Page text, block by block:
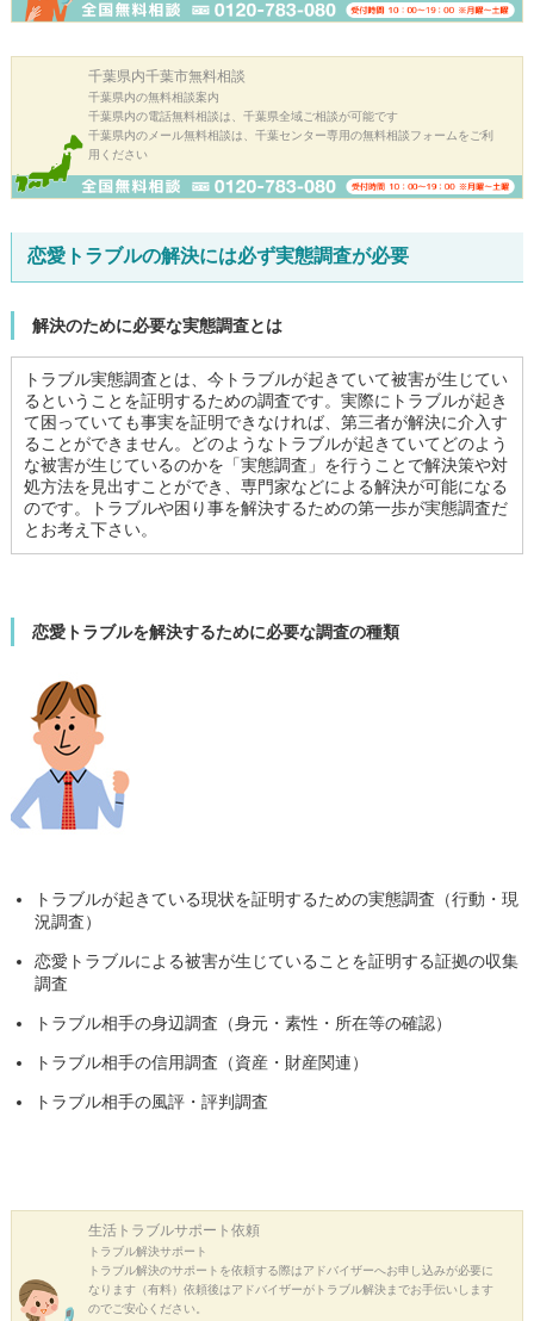
千葉県内千葉市無料相談
千葉県内の無料相談案内
千葉県内の電話無料相談は、千葉県全域ご相談が可能です
千葉県内のメール無料相談は、千葉センター専用の無料相談フォームをご利
用ください
恋愛トラブルの解決には必ず実態調査が必要
解決のために必要な実態調査とは
トラブル実態調査とは、今トラブルが起きていて被害が生じてい
るということを証明するための調査です。実際にトラブルが起き
て困っていても事実を証明できなければ、第三者が解決に介入す
ることができません。どのようなトラブルが起きていてどのよう
な被害が生じているのかを「実態調査」を行うことで解決策や対
処方法を見出すことができ、専門家などによる解決が可能になる
のです。トラブルや困り事を解決するための第一歩が実態調査だ
とお考え下さい。
恋愛トラブルを解決するために必要な調査の種類
トラブルが起きている現状を証明するための実態調査（行動・現
況調査）
恋愛トラブルによる被害が生じていることを証明する証拠の収集
調査
トラブル相手の身辺調査（身元・素性・所在等の確認）
トラブル相手の信用調査（資産・財産関連）
トラブル相手の風評・評判調査
生活トラブルサポート依頼
トラブル解決サポート
トラブル解決のサポートを依頼する際はアドバイザーへお申し込みが必要に
なります（有料）依頼後はアドバイザーがトラブル解決までお手伝いします
のでご安心ください。